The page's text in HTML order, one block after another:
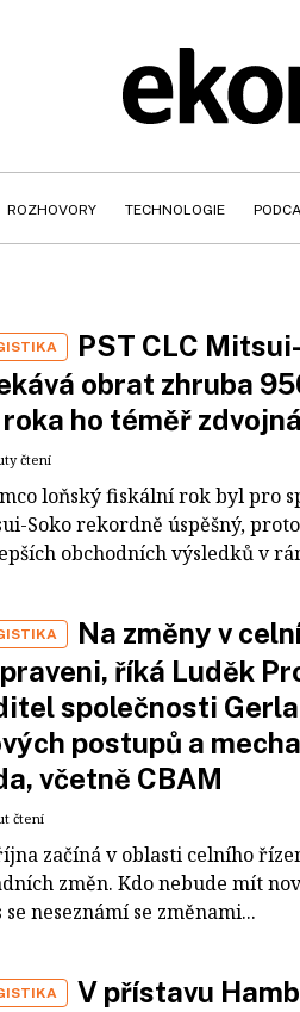
ROZHOVORY TECHNOLOGIE
PST CLC
obrat zhruba
ho téměř
čtení
loňský fiskální rok byl pro
Soko rekordně úspěšný,
obchodních výsledků v
Na změny v
říká Luděk
společnosti
postupů a
včetně CBAM
čtení
začíná v oblasti celního
změn. Kdo nebude mít
se neseznámí se změnami...
V přístavu